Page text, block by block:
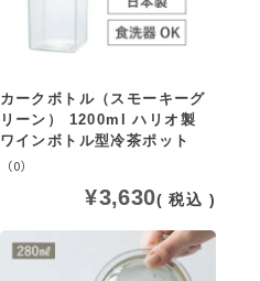
カークボトル（スモーキーグ
リーン） 1200ml ハリオ製
ワインボトル型冷茶ポット
（0）
¥3,630 税込